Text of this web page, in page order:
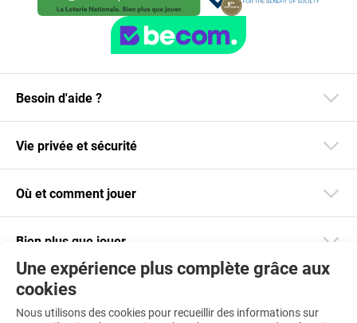
Une expérience plus complète grâce aux
cookies
Nous utilisons des cookies pour recueillir des informations sur
Besoin d'aide ?
Vie privée et sécurité
Où et comment jouer
Bien plus que jouer